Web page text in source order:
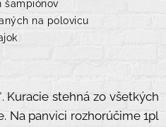
šampiónov
na polovicu
Kuracie stehná zo všetkých
Na panvici rozhorúčime 1pl